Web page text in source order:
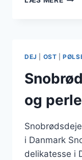
DEJ OST |
og
i Danmark
delikatesse i